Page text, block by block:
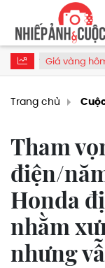
hôm nay 9/8:
Trang chủ
Tham
điện/
Honda
nhằm
nhưng